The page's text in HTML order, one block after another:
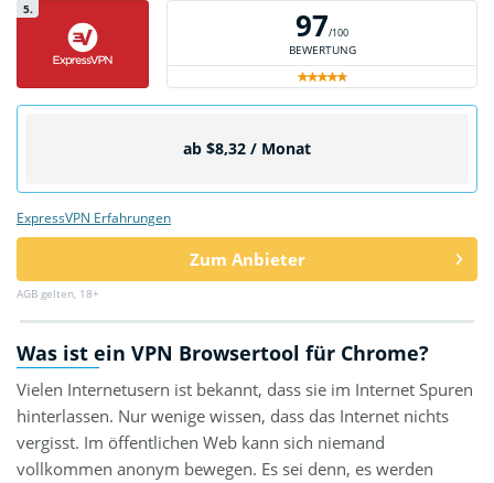
5. 97/100
BEWERTUNG
ab $8,32 / Monat
ExpressVPN Erfahrungen
Zum Anbieter
AGB gelten, 18+
Was ist ein VPN Browsertool für Chrome?
Vielen Internetusern ist bekannt, dass sie im Internet Spuren
hinterlassen. Nur wenige wissen, dass das Internet nichts
vergisst. Im öffentlichen Web kann sich niemand
vollkommen anonym bewegen. Es sei denn, es werden